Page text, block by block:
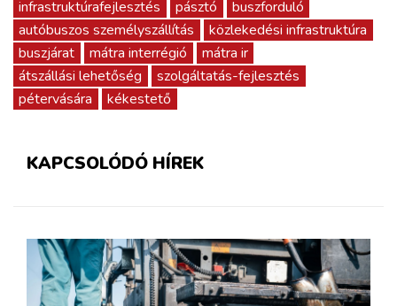
infrastruktúrafejlesztés pásztó
buszforduló
autóbuszos személyszállítás
közlekedési infrastruktúra
buszjárat
mátra interrégió
mátra ir
átszállási lehetőség
szolgáltatás-fejlesztés
pétervására
kékestető
KAPCSOLÓDÓ HÍREK